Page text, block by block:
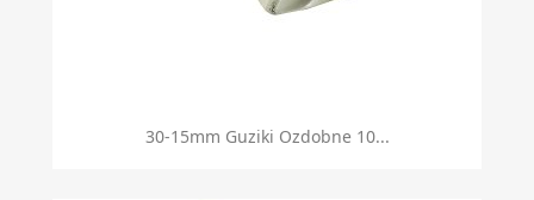
30-15mm Guziki Ozdobne 10...